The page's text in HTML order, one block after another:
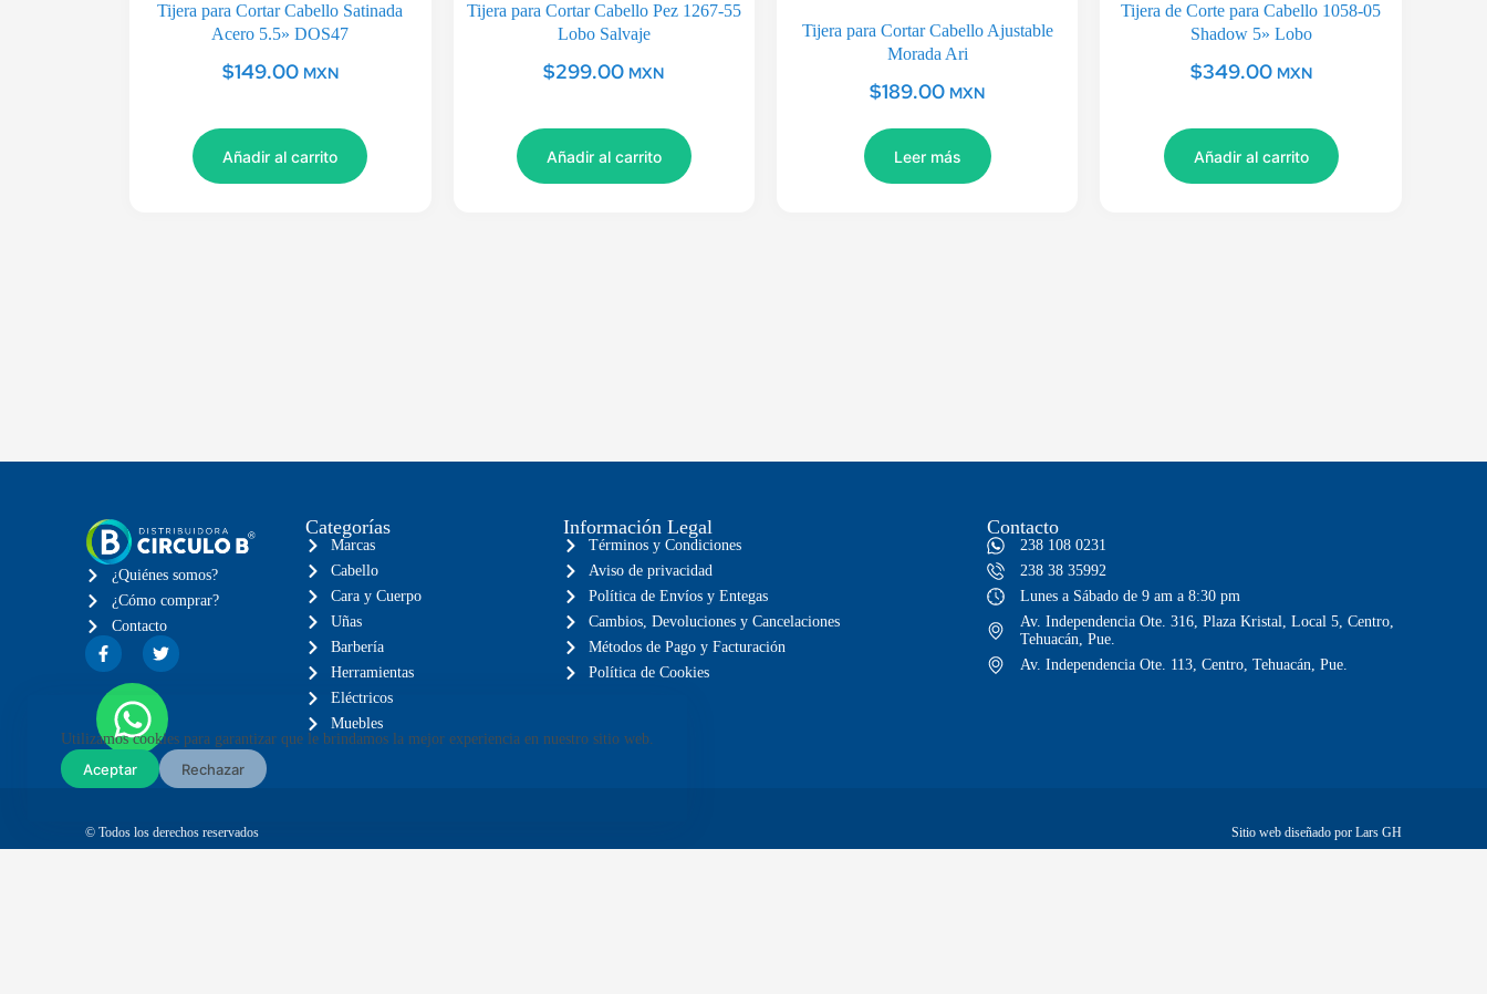
Utilizamos cookies para garantizar que le brindamos la mejor experiencia en nuestro sitio web.
Aceptar Rechazar
Tijera para Cortar Cabello Satinada
Acero 5.5» DOS47
$149.00 MXN
Añadir al carrito
Tijera para Cortar Cabello Pez 1267-55
Lobo Salvaje
$299.00 MXN
Añadir al carrito
Tijera para Cortar Cabello Ajustable
Morada Ari
$189.00 MXN
Leer más
Tijera de Corte para Cabello 1058-05
Shadow 5» Lobo
$349.00 MXN
Añadir al carrito
¿Quiénes somos?
¿Cómo comprar?
Contacto
Categorías
Marcas
Cabello
Cara y Cuerpo
Uñas
Barbería
Herramientas
Eléctricos
Muebles
Información Legal
Términos y Condiciones
Aviso de privacidad
Política de Envíos y Entegas
Cambios, Devoluciones y Cancelaciones
Métodos de Pago y Facturación
Política de Cookies
Contacto
238 108 0231
238 38 35992
Lunes a Sábado de 9 am a 8:30 pm
Av. Independencia Ote. 316, Plaza Kristal, Local 5, Centro,
Tehuacán, Pue.
Av. Independencia Ote. 113, Centro, Tehuacán, Pue.
© Todos los derechos reservados Sitio web diseñado por Lars GH